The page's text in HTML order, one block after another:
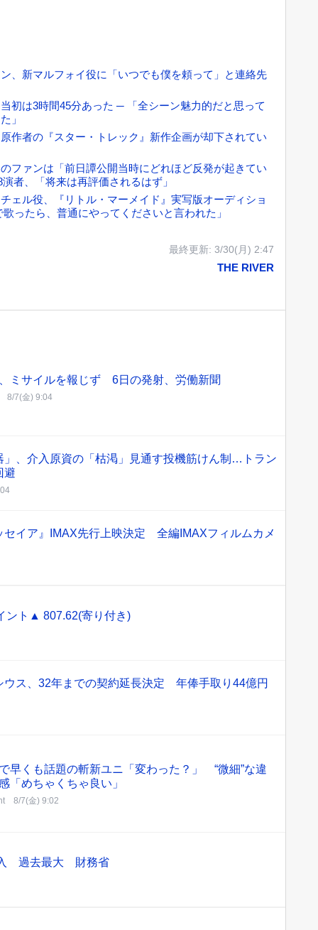
、新マルフォイ役に「いつでも僕を頼って」と連絡先
初は3時間45分あった ─ 「全シーン魅力的だと思って
」
作者の『スター・トレック』新作企画が却下されてい
ファンは「前日譚公開当時にどれほど反発が起きてい
者、「将来は再評価されるはず」
ェル役、『リトル・マーメイド』実写版オーディショ
ったら、普通にやってくださいと言われた」
最終更新: 3/30(月) 2:47
THE RIVER
ミサイルを報じず 6日の発射、労働新聞
8/7(金) 9:04
」、介入原資の「枯渇」見通す投機筋けん制…トラン
避
セイア』IMAX先行上映決定 全編IMAXフィルムカメ
ント▲ 807.62(寄り付き)
ウス、32年までの契約延長決定 年俸手取り44億円
早くも話題の斬新ユニ「変わった？」 “微細”な違
「めちゃくちゃ良い」
8/7(金) 9:02
入 過去最大 財務省